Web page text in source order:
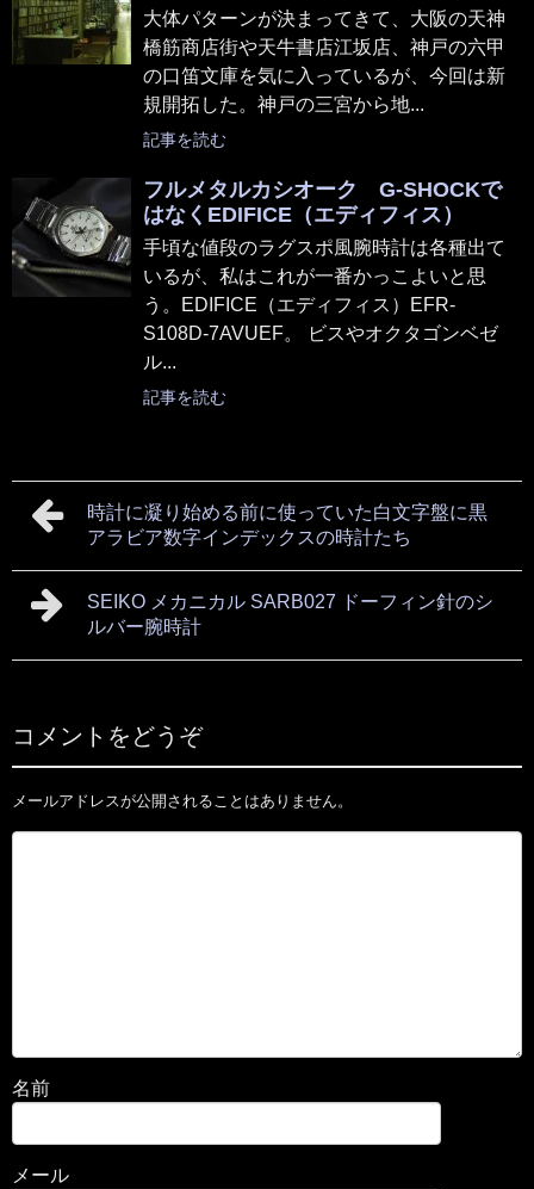
大体パターンが決まってきて、大阪の天神
橋筋商店街や天牛書店江坂店、神戸の六甲
の口笛文庫を気に入っているが、今回は新
規開拓した。神戸の三宮から地...
記事を読む
フルメタルカシオーク G-SHOCKで
はなくEDIFICE（エディフィス）
手頃な値段のラグスポ風腕時計は各種出て
いるが、私はこれが一番かっこよいと思
う。EDIFICE（エディフィス）EFR-
S108D-7AVUEF。 ビスやオクタゴンベゼ
ル...
記事を読む
時計に凝り始める前に使っていた白文字盤に黒
アラビア数字インデックスの時計たち
SEIKO メカニカル SARB027 ドーフィン針のシ
ルバー腕時計
コメントをどうぞ
メールアドレスが公開されることはありません。
名前
メール